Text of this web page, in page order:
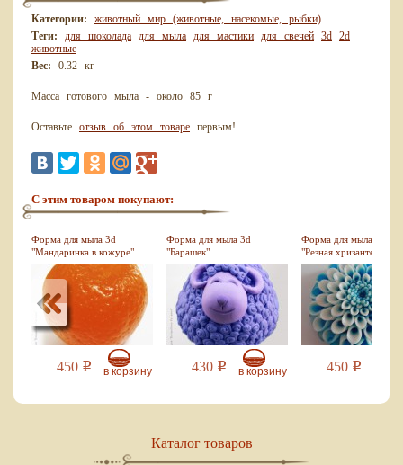
Категории:
животный мир (животные, насекомые, рыбки)
Теги:
для шоколада для мыла для мастики для свечей 3d 2d
животные
Вес:
0.32 кг
Масса готового мыла - около 85 г
Оставьте отзыв об этом товаре первым!
С этим товаром покупают:
Форма для мыла 3d
"Мандаринка в кожуре"
450 Р в корзину
Форма для мыла 3d
"Барашек"
430 Р в корзину
Форма для мыла 3d
"Резная хризантема"
450 Р
Каталог товаров